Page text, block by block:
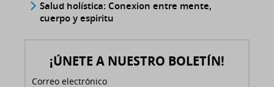
Salud holística: Conexion entre mente,
cuerpo y espiritu
¡ÚNETE A NUESTRO BOLETÍN!
Correo electrónico